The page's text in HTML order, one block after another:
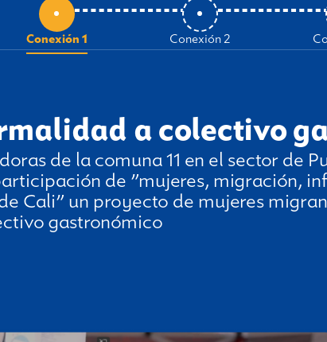
Conexión 1 Conexión 2
a colectivo
de la comuna 11 en el sector de
de ”mujeres, migración,
de Cali” un proyecto de mujeres
gastronómico